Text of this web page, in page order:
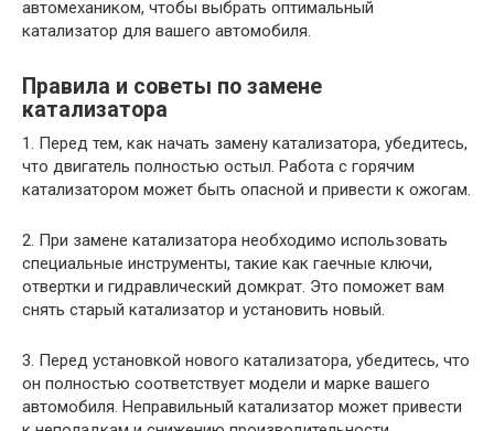
автомехаником, чтобы выбрать оптимальный
катализатор для вашего автомобиля.
Правила и советы по замене
катализатора
1. Перед тем, как начать замену катализатора, убедитесь,
что двигатель полностью остыл. Работа с горячим
катализатором может быть опасной и привести к ожогам.
2. При замене катализатора необходимо использовать
специальные инструменты, такие как гаечные ключи,
отвертки и гидравлический домкрат. Это поможет вам
снять старый катализатор и установить новый.
3. Перед установкой нового катализатора, убедитесь, что
он полностью соответствует модели и марке вашего
автомобиля. Неправильный катализатор может привести